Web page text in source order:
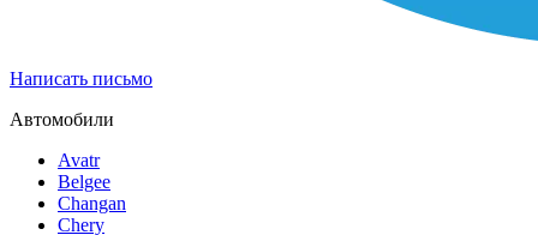
Написать письмо
Автомобили
Avatr
Belgee
Changan
Chery